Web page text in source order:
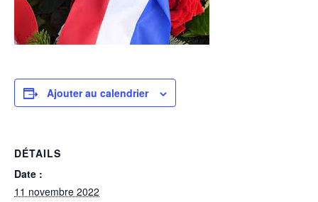
Ajouter au calendrier
DÉTAILS
Date :
11 novembre 2022